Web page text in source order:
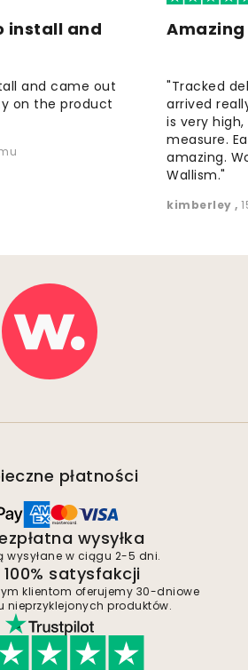
install and
and came out
on the product
"Tracked
arrived
is very
measure.
amazing.
Wallism."
kimberley,
płatności
wysyłka
wysyłane w ciągu 2-5 dni.
satysfakcji
klientom oferujemy 30-dniowe
nieprzyklejonych produktów.